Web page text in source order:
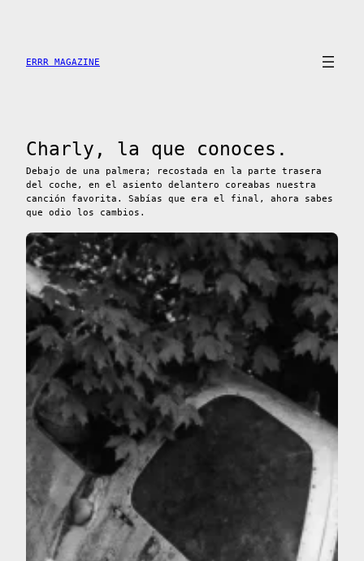
contenido
ERRR MAGAZINE
Charly, la que conoces.
Debajo de una palmera; recostada en la parte trasera
del coche, en el asiento delantero coreabas nuestra
canción favorita. Sabías que era el final, ahora sabes
que odio los cambios.